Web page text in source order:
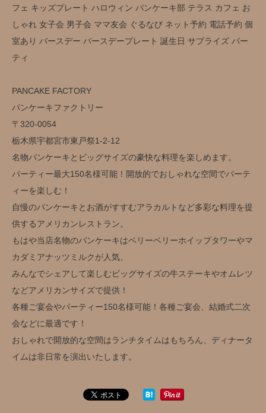
フェ キッズプレート ハロウィン パンケーキ部 テラス カフェ お
しゃれ 女子会 男子会 ママ友会 ぐるなび ネット予約 電話予約 個
室あり バースデー バースデープレート 誕生日 サプライズ パー
ティ
PANCAKE FACTORY
パンケーキファクトリー
〒320-0054
栃木県宇都宮市東戸祭1-2-12
名物パンケーキとビッグサイズの豪快な料理を楽しめます。
パーティー最大150名様可能！開放的でおしゃれな空間でパーテ
ィーを楽しむ！
自慢のパンケーキとお酒がすすむアラカルトなど多彩な料理を提
供するアメリカンレストラン。
もはや当店名物のパンケーキはベリーベリーホイップタワーやマ
カダミアナッツミルクが人気、
みんなでシェアして楽しむビッグサイズの牛ステーキやオムレツ
などアメリカンサイズで提供！
各種ご宴会やパーティー150名様可能！各種ご宴会、結婚式二次
会などに最適です！
おしゃれで開放的な空間はランチタイムはもちろん、ディナータ
イムは非日常を演出いたします。